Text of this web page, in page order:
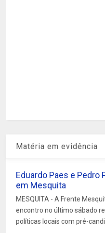
Matéria em evidência
Eduardo Paes e Pedro
em Mesquita
MESQUITA - A Frente
encontro no último sábado
políticas locais com pré-